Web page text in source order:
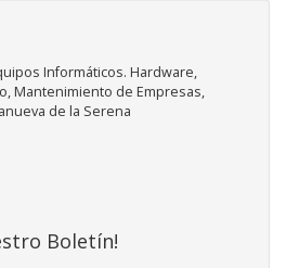
Informáticos. Hardware,
Mantenimiento de Empresas,
de la Serena
Boletín!